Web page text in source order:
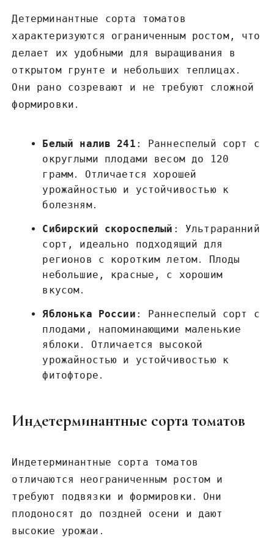
Детерминантные сорта томатов
характеризуются ограниченным ростом, что
делает их удобными для выращивания в
открытом грунте и небольших теплицах․
Они рано созревают и не требуют сложной
формировки․
Белый налив 241 : Раннеспелый сорт с
округлыми плодами весом до 120
грамм․ Отличается хорошей
урожайностью и устойчивостью к
болезням․
Сибирский скороспелый : Ультраранний
сорт, идеально подходящий для
регионов с коротким летом․ Плоды
небольшие, красные, с хорошим
вкусом․
Яблонька России : Раннеспелый сорт с
плодами, напоминающими маленькие
яблоки․ Отличается высокой
урожайностью и устойчивостью к
фитофторе․
Индетерминантные сорта томатов
Индетерминантные сорта томатов
отличаются неограниченным ростом и
требуют подвязки и формировки․ Они
плодоносят до поздней осени и дают
высокие урожаи․